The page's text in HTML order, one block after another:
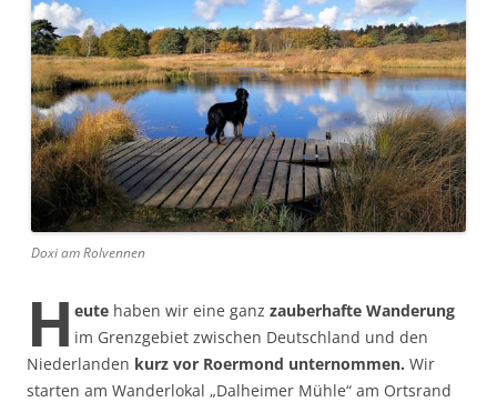
Doxi am Rolvennen
H eute haben wir eine ganz zauberhafte Wanderung
im Grenzgebiet zwischen Deutschland und den
Niederlanden kurz vor Roermond unternommen. Wir
starten am Wanderlokal „Dalheimer Mühle“ am Ortsrand